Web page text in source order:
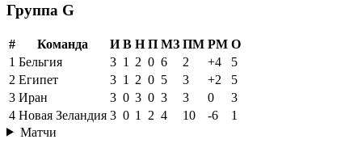
Группа G
# Команда И В Н П МЗ ПМ РМ О
1 Бельгия 3 1 2 0 6 2 +4
5
2 Египет 3 1 2 0 5 3 +2
5
3 Иран 3 0 3 0 3 3 0
3
4 Новая Зеландия 3 0 1 2 4 10 -6
1
Матчи